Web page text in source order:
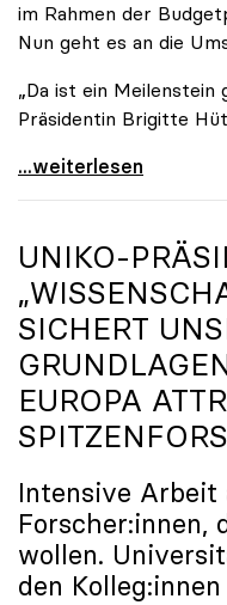
im Rahmen der
Nun geht es an die
„Da ist ein Meilenstein
Präsidentin Brigitte
Universitäten
...weiterlesen
UNIKO-
SICHERT
EUROPA
Intensive
Forscher:innen,
wollen.
den